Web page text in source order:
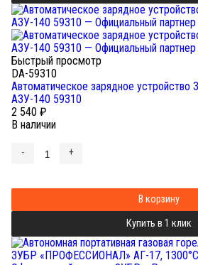
Быстрый просмотр
DA-59310
Автоматическое зарядное
АЗУ-140 59310
2 540 ₽
В наличии
- +
В корзину
Купить в 1 клик